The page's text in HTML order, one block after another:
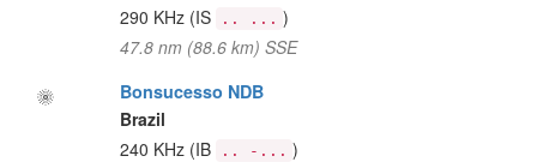
290 KHz (IS .. ... )
47.8 nm (88.6 km) SSE
Bonsucesso NDB
Brazil
240 KHz (IB .. -... )